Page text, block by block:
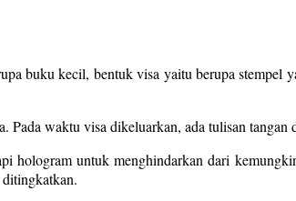
buku kecil, bentuk visa yaitu berupa
Pada waktu visa dikeluarkan, ada tulisan
hologram untuk menghindarkan dari
ditingkatkan.